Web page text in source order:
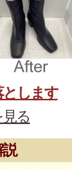
します
る